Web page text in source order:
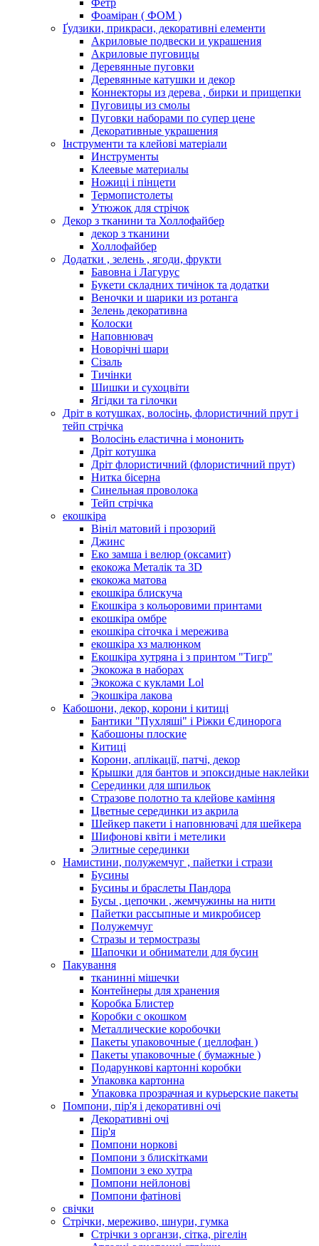
Фетр
Фоаміран ( ФОМ )
Ґудзики, прикраси, декоративні елементи
Акриловые подвески и украшения
Акриловые пуговицы
Деревянные пуговки
Деревянные катушки и декор
Коннекторы из дерева , бирки и прищепки
Пуговицы из смолы
Пуговки наборами по супер цене
Декоративные украшения
Інструменти та клейові матеріали
Инструменты
Клеевые материалы
Ножиці і пінцети
Термопистолеты
Утюжок для стрічок
Декор з тканини та Холлофайбер
декор з тканини
Холлофайбер
Додатки , зелень , ягоди, фрукти
Бавовна і Лагурус
Букети складних тичінок та додатки
Веночки и шарики из ротанга
Зелень декоративна
Колоски
Наповнювач
Новорічні шари
Сізаль
Тичінки
Шишки и сухоцвіти
Ягідки та гілочки
Дріт в котушках, волосінь, флористичний прут і
тейп стрічка
Волосінь еластична і мононить
Дріт котушка
Дріт флористичний (флористичний прут)
Нитка бісерна
Синельная проволока
Тейп стрічка
екошкіра
Вініл матовий і прозорий
Джинс
Еко замша і велюр (оксамит)
екокожа Металік та 3D
екокожа матова
екошкіра блискуча
Екошкіра з кольоровими принтами
екошкіра омбре
екошкіра сіточка і мережива
екошкіра хз малюнком
Екошкіра хутряна і з принтом "Тигр"
Экокожа в наборах
Экокожа с куклами Lol
Экошкiра лакова
Кабошони, декор, корони і китиці
Бантики "Пухляші" і Ріжки Єдинорога
Кабошоны плоские
Китиці
Корони, аплікації, патчі, декор
Крышки для бантов и эпоксидные наклейки
Серединки для шпильок
Стразове полотно та клейове каміння
Цветные серединки из акрила
Шейкер пакети і наповнювачі для шейкера
Шифонові квіти і метелики
Элитные серединки
Намистини, полужемчуг , пайетки і стрази
Бусины
Бусины и браслеты Пандора
Бусы , цепочки , жемчужины на нити
Пайетки рассыпные и микробисер
Полужемчуг
Стразы и термостразы
Шапочки и обниматели для бусин
Пакування
тканинні мішечки
Контейнеры для хранения
Коробка Блистер
Коробки с окошком
Металлические коробочки
Пакеты упаковочные ( целлофан )
Пакеты упаковочные ( бумажные )
Подарункові картонні коробки
Упаковка картонна
Упаковка прозрачная и курьерские пакеты
Помпони, пір'я і декоративні очі
Декоративні очі
Пір'я
Помпони норкові
Помпони з блискітками
Помпони з еко хутра
Помпони нейлонові
Помпони фатінові
свічки
Стрічки, мереживо, шнури, гумка
Стрічки з органзи, сітка, рігелін